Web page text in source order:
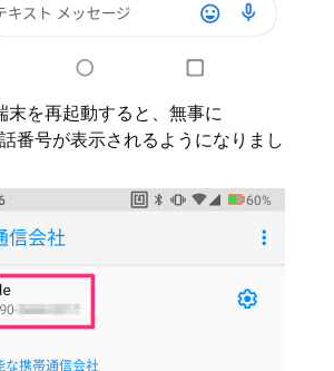
末を再起動すると、無事に
番号が表示されるようになりまし